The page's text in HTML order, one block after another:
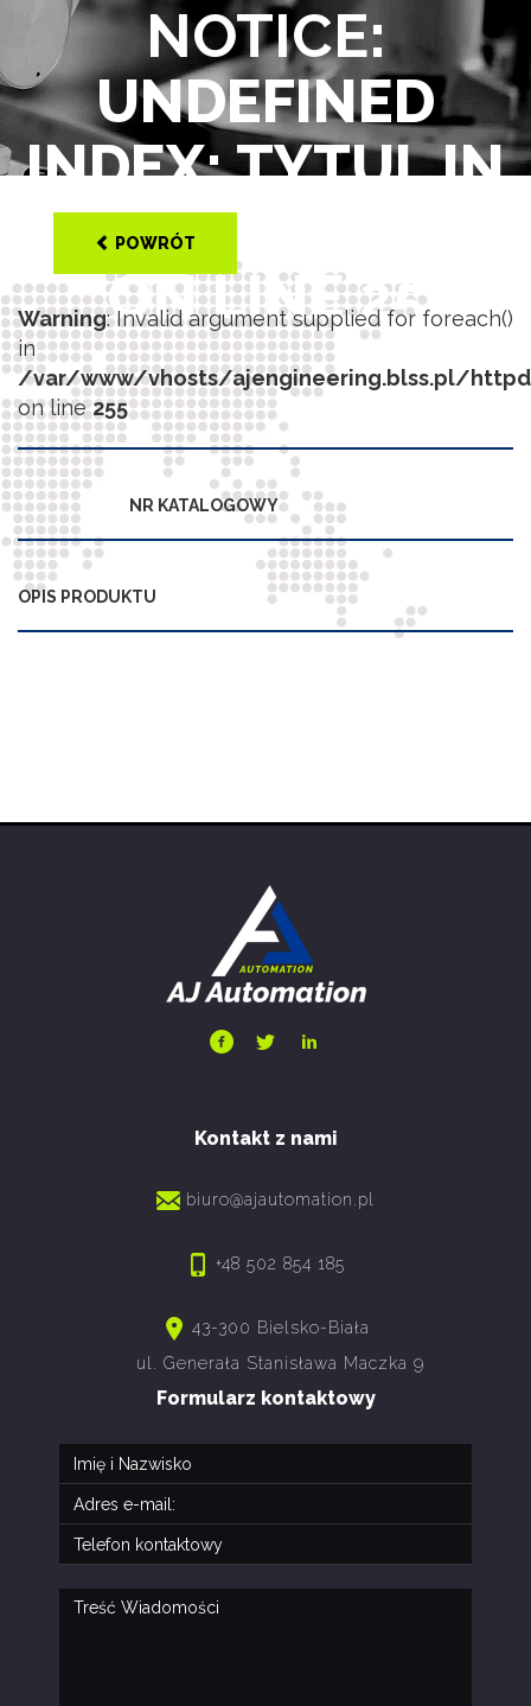
NOTICE:
UNDEFINED
INDEX: TYTUL IN
/VAR/WWW/
ON LINE25
POWRÓT
Warning: Invalid argument supplied for foreach()
in
/var/www/vhosts/ajengineering.blss.pl/
on line255
NR KATALOGOWY
OPIS PRODUKTU
Kontakt z nami
biuro@ajautomation.pl
+48 502 854 185
43-300 Bielsko-Biała
ul. Generała Stanisława Maczka 9
Formularz kontaktowy